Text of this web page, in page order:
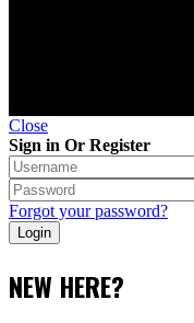
Close
Sign in Or Register
Forgot your password?
NEW HERE?